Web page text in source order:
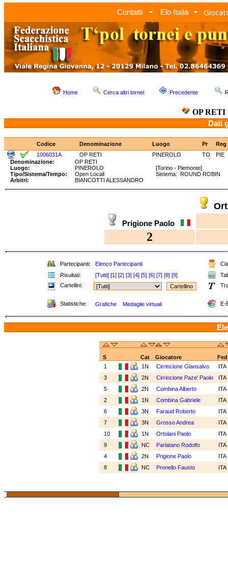
Contatti Elo Italia
Home Cerca altri tornei Precedente
OP RETI
Dati
Codice Denominazione Luogo Pr
Reg
1006031A
OP RETI PINEROLO TO
PIE
Denominazione:
OP RETI
Luogo:
PINEROLO
[Torino - Piemonte]
Tipo/Sistema/Tempo:
Open Locali
Sistema: ROUND
Arbitri:
BIANCOTTI ALESSANDRO
Prigione Paolo
2
Partecipanti: Elenco Partecipanti
Risultati:
[Tutti] [1] [2] [3] [4] [5] [6] [7] [8] [9]
Cartellini:
Statistiche: Grafiche Medaglie virtuali E-
S Cat Giocatore
Fed
1
1N Cirrincione Giansalvo
ITA
3
2N Cirrincione Paze' Paolo
ITA
5
2N Combina Alberto
ITA
2
1N Combina Gabriele
ITA
6
3N Faraud Roberto
ITA
7
3N Grosso Andrea
ITA
10
1N Ortolani Paolo
ITA
9
NC Parlatano Rodolfo
ITA
4
2N Prigione Paolo
ITA
8
NC Pronello Fausto ITA